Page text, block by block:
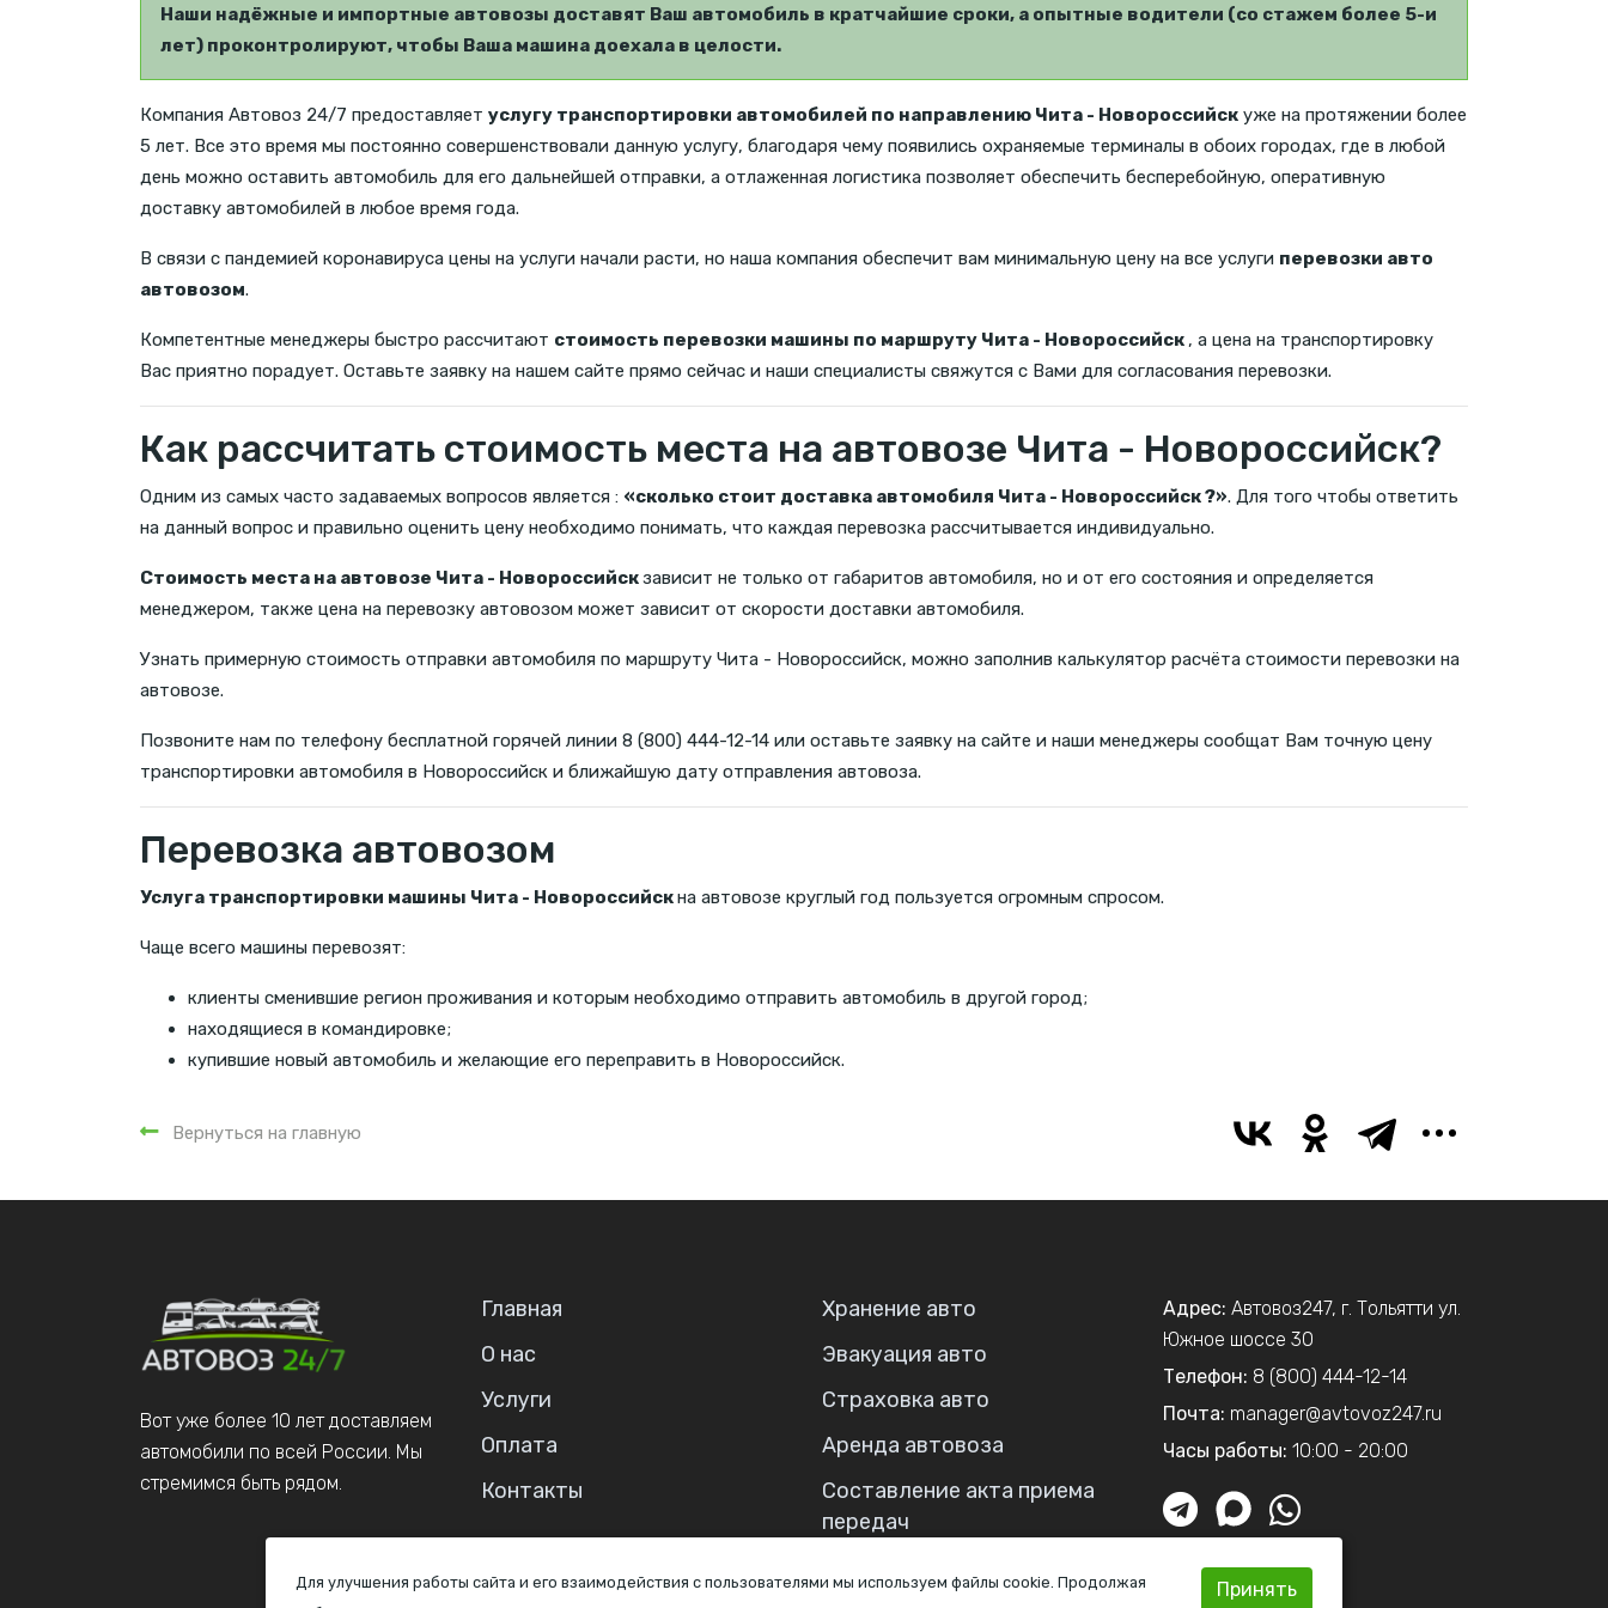
Для улучшения работы сайта и его взаимодействия с пользователями мы используем файлы cookie. Продолжая
Принять
Наши надёжные и импортные автовозы доставят Ваш автомобиль в кратчайшие сроки, а опытные водители (со стажем более 5-и
лет) проконтролируют, чтобы Ваша машина доехала в целости.
Компания Автовоз 24/7 предоставляет услугу транспортировки автомобилей по направлению Чита - Новороссийск уже на протяжении более
5 лет. Все это время мы постоянно совершенствовали данную услугу, благодаря чему появились охраняемые терминалы в обоих городах, где в любой
день можно оставить автомобиль для его дальнейшей отправки, а отлаженная логистика позволяет обеспечить бесперебойную, оперативную
доставку автомобилей в любое время года.
В связи с пандемией коронавируса цены на услуги начали расти, но наша компания обеспечит вам минимальную цену на все услуги перевозки авто
автовозом.
Компетентные менеджеры быстро рассчитают стоимость перевозки машины по маршруту Чита - Новороссийск , а цена на транспортировку
Вас приятно порадует. Оставьте заявку на нашем сайте прямо сейчас и наши специалисты свяжутся с Вами для согласования перевозки.
Как рассчитать стоимость места на автовозе Чита - Новороссийск?
Одним из самых часто задаваемых вопросов является : «сколько стоит доставка автомобиля Чита - Новороссийск ?». Для того чтобы ответить
на данный вопрос и правильно оценить цену необходимо понимать, что каждая перевозка рассчитывается индивидуально.
Стоимость места на автовозе Чита - Новороссийскзависит не только от габаритов автомобиля, но и от его состояния и определяется
менеджером, также цена на перевозку автовозом может зависит от скорости доставки автомобиля.
Узнать примерную стоимость отправки автомобиля по маршруту Чита - Новороссийск, можно заполнив калькулятор расчёта стоимости перевозки на
автовозе.
Позвоните нам по телефону бесплатной горячей линии 8 (800) 444-12-14 или оставьте заявку на сайте и наши менеджеры сообщат Вам точную цену
транспортировки автомобиля в Новороссийск и ближайшую дату отправления автовоза.
Перевозка автовозом
Услуга транспортировки машины Чита - Новороссийскна автовозе круглый год пользуется огромным спросом.
Чаще всего машины перевозят:
клиенты сменившие регион проживания и которым необходимо отправить автомобиль в другой город;
находящиеся в командировке;
купившие новый автомобиль и желающие его переправить в Новороссийск.
Вернуться на главную
Вот уже более 10 лет доставляем
автомобили по всей России. Мы
стремимся быть рядом.
Главная
О нас
Услуги
Оплата
Контакты
Хранение авто
Эвакуация авто
Страховка авто
Аренда автовоза
Составление акта приема
передач
Адрес: Автовоз247, г. Тольятти ул.
Южное шоссе 30
Телефон: 8 (800) 444-12-14
Почта: manager@avtovoz247.ru
Часы работы: 10:00 - 20:00